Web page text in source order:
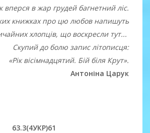
вперся в жар грудей багнетний ліс.
книжках про цю любов напишуть
хлопців, що воскресли тут...
Скупий до болю запис літописця:
«Рік вісімнадцятий. Бій біля Крут».
Антоніна Царук
63.3(4УКР)61